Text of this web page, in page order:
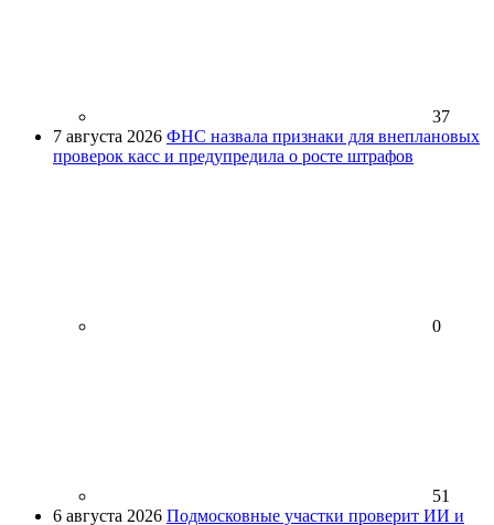
37
7 августа 2026 ФНС назвала признаки для внеплановых
проверок касс и предупредила о росте штрафов
0
51
6 августа 2026 Подмосковные участки проверит ИИ и